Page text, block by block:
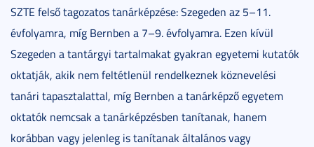
SZTE felső tagozatos tanárképzése: Szegeden az 5–11.
évfolyamra, míg Bernben a 7–9. évfolyamra. Ezen kívül
Szegeden a tantárgyi tartalmakat gyakran egyetemi kutatók
oktatják, akik nem feltétlenül rendelkeznek köznevelési
tanári tapasztalattal, míg Bernben a tanárképző egyetem
oktatók nemcsak a tanárképzésben tanítanak, hanem
korábban vagy jelenleg is tanítanak általános vagy